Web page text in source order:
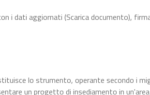
i dati aggiornati (Scarica documento),
lo strumento, operante secondo i
un progetto di insediamento in